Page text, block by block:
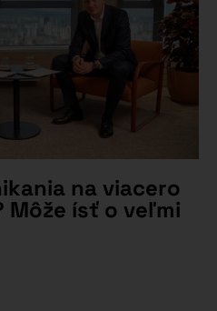
na viacero
Môže ísť o veľmi